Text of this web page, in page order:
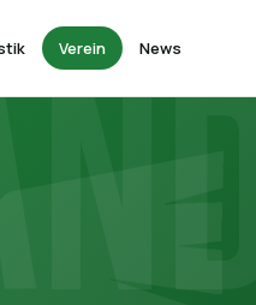
Verein News